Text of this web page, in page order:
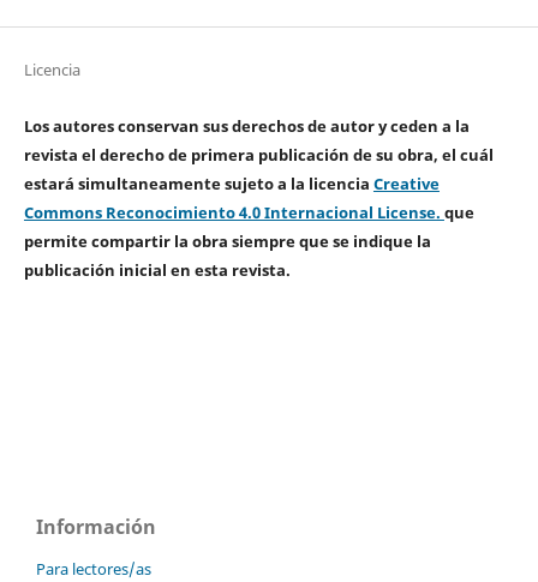
Licencia
Los autores conservan sus derechos de autor y ceden a la
revista el derecho de primera publicación de su obra, el cuál
estará simultaneamente sujeto a la licencia Creative
Commons Reconocimiento 4.0 Internacional License. que
permite compartir la obra siempre que se indique la
publicación inicial en esta revista.
Información
Para lectores/as